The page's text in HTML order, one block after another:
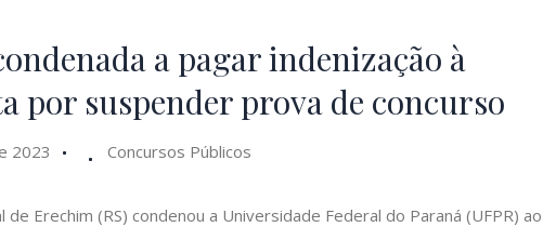
a pagar indenização à
por suspender prova de concurso
2023 Concursos Públicos
de Erechim (RS) condenou a Universidade Federal do Paraná (UFPR) ao